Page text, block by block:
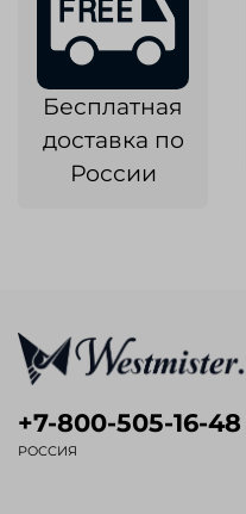
Бесплатная
доставка по
России
+7-800-505-16-48
РОССИЯ